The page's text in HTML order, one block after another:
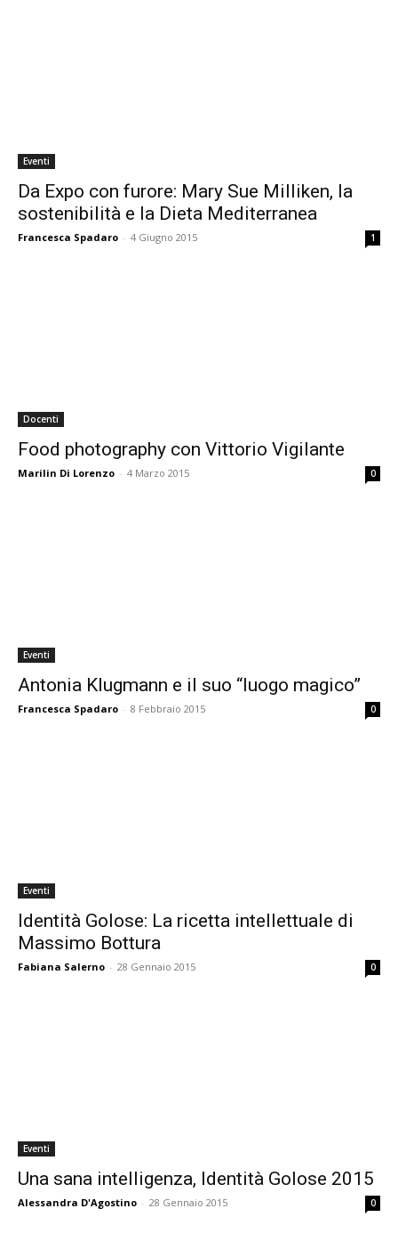
Eventi
Da Expo con furore: Mary Sue Milliken, la
sostenibilità e la Dieta Mediterranea
Francesca Spadaro - 4 Giugno 2015 1
Docenti
Food photography con Vittorio Vigilante
Marilin Di Lorenzo - 4 Marzo 2015 0
Eventi
Antonia Klugmann e il suo “luogo magico”
Francesca Spadaro - 8 Febbraio 2015 0
Eventi
Identità Golose: La ricetta intellettuale di
Massimo Bottura
Fabiana Salerno - 28 Gennaio 2015 0
Eventi
Una sana intelligenza, Identità Golose 2015
Alessandra D'Agostino - 28 Gennaio 2015 0